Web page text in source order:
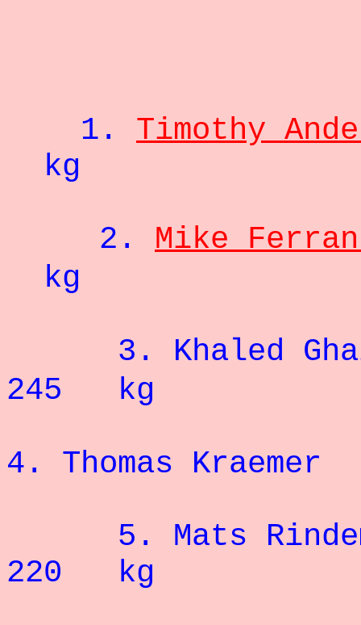
1. Timothy
kg
2. Mike
kg
3. Khaled
245 kg
4. Thomas Kraemer
5.
Mats
220 kg